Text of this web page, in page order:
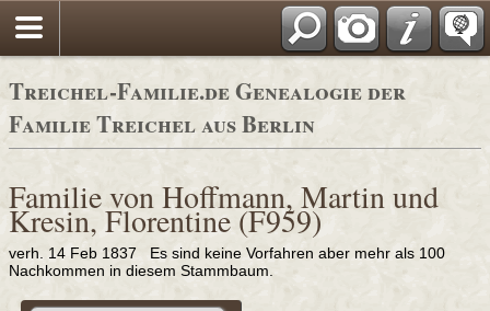
Adressbücher
Treichel-Familie.de Genealogie der
Familie Treichel aus Berlin
Familie von Hoffmann, Martin und
Kresin, Florentine (F959)
verh. 14 Feb 1837 Es sind keine Vorfahren aber mehr als 100
Nachkommen in diesem Stammbaum.